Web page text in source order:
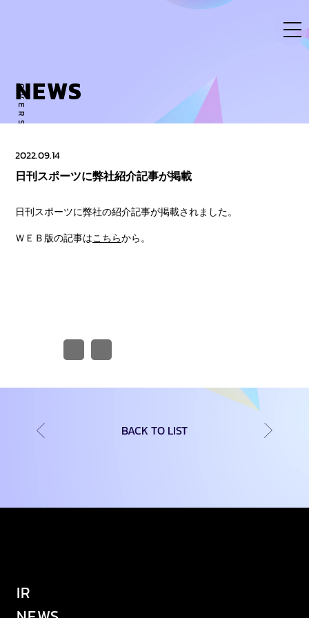
OVERSE ACTIVITY TO NEW DIMENSION
NEWS
2022.09.14
日刊スポーツに弊社紹介記事が掲載
日刊スポーツに弊社の紹介記事が掲載されました。
ＷＥＢ版の記事はこちらから。
BACK TO LIST
IR